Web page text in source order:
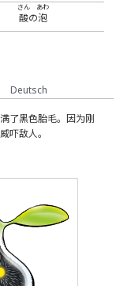
酸
さん
の泡
あわ
Deutsch
了黑色胎毛。因为刚
吓敌人。